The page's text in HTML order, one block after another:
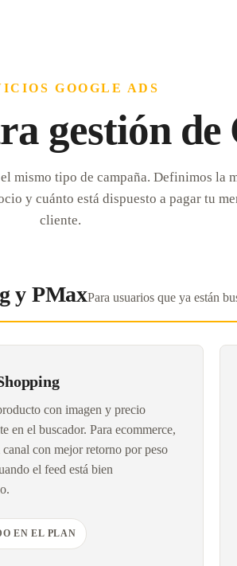
GOOGLE ADS
gestión de
mismo tipo de campaña. Definimos la
y cuánto está dispuesto a pagar tu
cliente.
y PMaxPara usuarios que ya están
con imagen y precio
en el buscador. Para ecommerce,
canal con mejor retorno por peso
el feed está bien
EN EL PLAN